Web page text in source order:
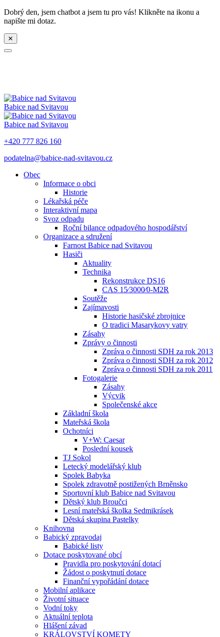
Dobrý den, jsem chatbot a jsem tu pro vás! Klikněte na ikonu a
napište mi dotaz.
✕
Babice nad Svitavou
Babice nad Svitavou
+420 777 826 160
podatelna@babice-nad-svitavou.cz
Obec
Informace o obci
Historie
Lékařská péče
Interaktivní mapa
Svoz odpadu
Roční bilance odpadového hospodářství
Organizace a sdružení
Farnost Babice nad Svitavou
Hasiči
Aktuality
Technika
Rekonstrukce DS16
CAS 15⁄3000⁄0-M2R
Soutěže
Zajímavosti
Historie hasičské zbrojnice
O tradici Masarykovy vatry
Zásahy
Zprávy o činnosti
Zpráva o činnosti SDH za rok 2013
Zpráva o činnosti SDH za rok 2012
Zpráva o činnosti SDH za rok 2011
Fotogalerie
Zásahy
Výcvik
Společenské akce
Základní škola
Mateřská škola
Ochotníci
V+W: Caesar
Poslední kousek
TJ Sokol
Letecký modelářský klub
Spolek Babyka
Spolek zdravotně postižených Brněnsko
Sportovní klub Babice nad Svitavou
Dětský klub Broučci
Lesní mateřská školka Sedmikrásek
Dětská skupina Pastelky
Knihovna
Babický zpravodaj
Babické listy
Dotace poskytované obcí
Pravidla pro poskytování dotací
Žádost o poskytnutí dotace
Finanční vypořádání dotace
Mobilní aplikace
Životní situace
Vodní toky
Aktuální teplota
Hlášení závad
KRÁLOVSTVÍ KOMETY